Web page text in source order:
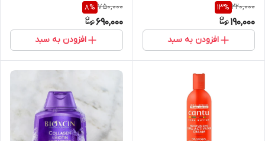
مختلف
220,000
13%
190,000
افزودن به سبد
got2b Dry Shampoo Extra
Fresh 200 ml
750,000
8%
690,000
افزودن به سبد